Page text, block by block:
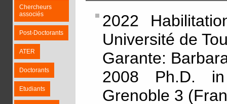
Chercheurs
associés
Post-Doctorants
ATER
Doctorants
Etudiants
2022
Université de
Garante:
2008 Ph.D.
Grenoble 3